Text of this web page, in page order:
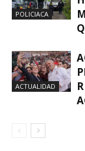
POLICIACA
ACTUALIDAD